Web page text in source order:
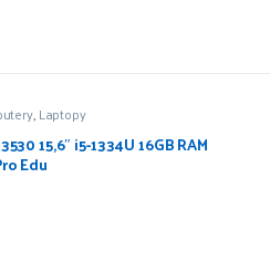
,Laptopy
15,6″ i5-1334U 16GB RAM
Edu